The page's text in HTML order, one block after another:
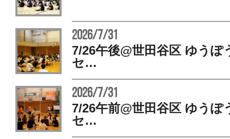
2026/7/31
7/26午後@世田谷区 ゆうぽ
セ…
2026/7/31
7/26午前@世田谷区 ゆうぽ
セ…